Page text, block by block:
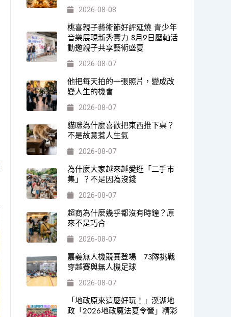
2026-08-08
桃喜親子藝術節好評延燒 青少年
音樂展現新秀實力 8月9日壓軸活
動邀親子共享藝術盛夏
2026-08-07
他把每天拍的一張照片，變成改
變人生的機會
2026-08-07
貓咪為什麼喜歡把東西推下桌？
不是故意惹人生氣
2026-08-07
為什麼大家越來越愛逛「二手市
集」？不是因為沒錢
2026-08-07
超商為什麼幾乎都沒有時鐘？原
來不是巧合
2026-08-07
嘉義無人機競賽登場 73隊挑戰
穿越賽與無人機足球
2026-08-07
「地政原來這麼好玩！」溪湖地
政「2026地政魔法夏令營」精彩